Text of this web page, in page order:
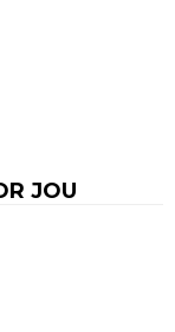
JOU